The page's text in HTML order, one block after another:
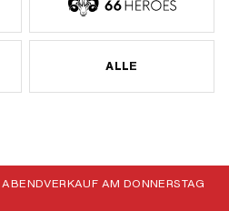
ALLE
ABENDVERKAUF AM DONNERSTAG